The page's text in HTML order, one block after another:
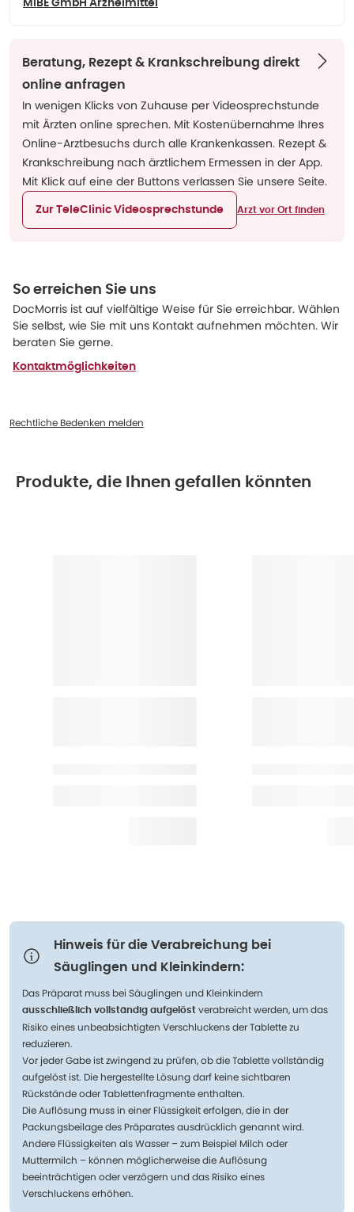
MIBE GmbH Arzneimittel
Beratung, Rezept & Krankschreibung direkt
online anfragen
In wenigen Klicks von Zuhause per Videosprechstunde
mit Ärzten online sprechen. Mit Kostenübernahme Ihres
Online-Arztbesuchs durch alle Krankenkassen. Rezept &
Krankschreibung nach ärztlichem Ermessen in der App.
Mit Klick auf eine der Buttons verlassen Sie unsere Seite.
Zur TeleClinic Videosprechstunde Arzt vor Ort finden
So erreichen Sie uns
DocMorris ist auf vielfältige Weise für Sie erreichbar. Wählen
Sie selbst, wie Sie mit uns Kontakt aufnehmen möchten. Wir
beraten Sie gerne.
Kontaktmöglichkeiten
Rechtliche Bedenken melden
Produkte, die Ihnen gefallen könnten
Hinweis für die Verabreichung bei
Säuglingen und Kleinkindern:
Das Präparat muss bei Säuglingen und Kleinkindern
ausschließlich vollständig aufgelöst verabreicht werden, um das
Risiko eines unbeabsichtigten Verschluckens der Tablette zu
reduzieren.
Vor jeder Gabe ist zwingend zu prüfen, ob die Tablette vollständig
aufgelöst ist. Die hergestellte Lösung darf keine sichtbaren
Rückstände oder Tablettenfragmente enthalten.
Die Auflösung muss in einer Flüssigkeit erfolgen, die in der
Packungsbeilage des Präparates ausdrücklich genannt wird.
Andere Flüssigkeiten als Wasser – zum Beispiel Milch oder
Muttermilch – können möglicherweise die Auflösung
beeinträchtigen oder verzögern und das Risiko eines
Verschluckens erhöhen.